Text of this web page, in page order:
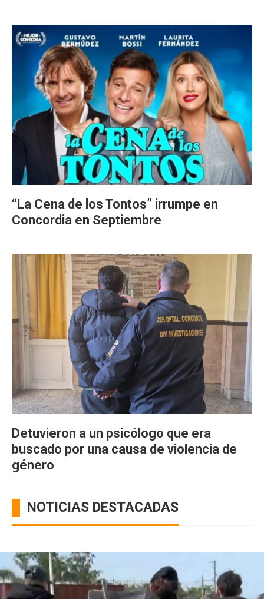
“La Cena de los Tontos” irrumpe en
Concordia en Septiembre
Detuvieron a un psicólogo que era
buscado por una causa de violencia de
género
NOTICIAS DESTACADAS